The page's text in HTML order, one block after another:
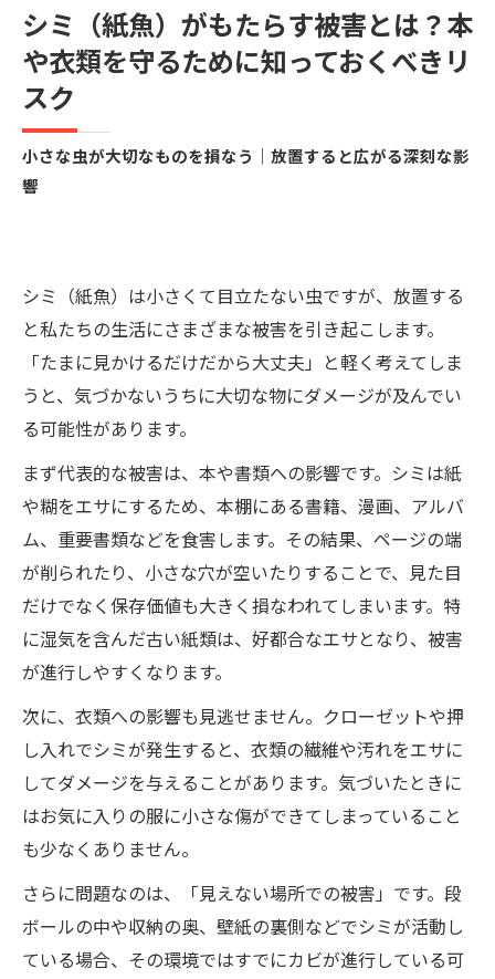
シミ（紙魚）がもたらす被害とは？本
や衣類を守るために知っておくべきリ
スク
小さな虫が大切なものを損なう｜放置すると広がる深刻な影
響
シミ（紙魚）は小さくて目立たない虫ですが、放置する
と私たちの生活にさまざまな被害を引き起こします。
「たまに見かけるだけだから大丈夫」と軽く考えてしま
うと、気づかないうちに大切な物にダメージが及んでい
る可能性があります。
まず代表的な被害は、本や書類への影響です。シミは紙
や糊をエサにするため、本棚にある書籍、漫画、アルバ
ム、重要書類などを食害します。その結果、ページの端
が削られたり、小さな穴が空いたりすることで、見た目
だけでなく保存価値も大きく損なわれてしまいます。特
に湿気を含んだ古い紙類は、好都合なエサとなり、被害
が進行しやすくなります。
次に、衣類への影響も見逃せません。クローゼットや押
し入れでシミが発生すると、衣類の繊維や汚れをエサに
してダメージを与えることがあります。気づいたときに
はお気に入りの服に小さな傷ができてしまっていること
も少なくありません。
さらに問題なのは、「見えない場所での被害」です。段
ボールの中や収納の奥、壁紙の裏側などでシミが活動し
ている場合、その環境ではすでにカビが進行している可